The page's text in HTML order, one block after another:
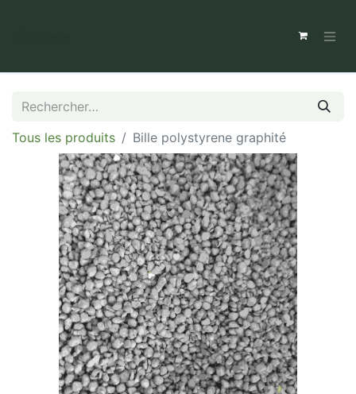
Tous les produits Bille polystyrene graphité